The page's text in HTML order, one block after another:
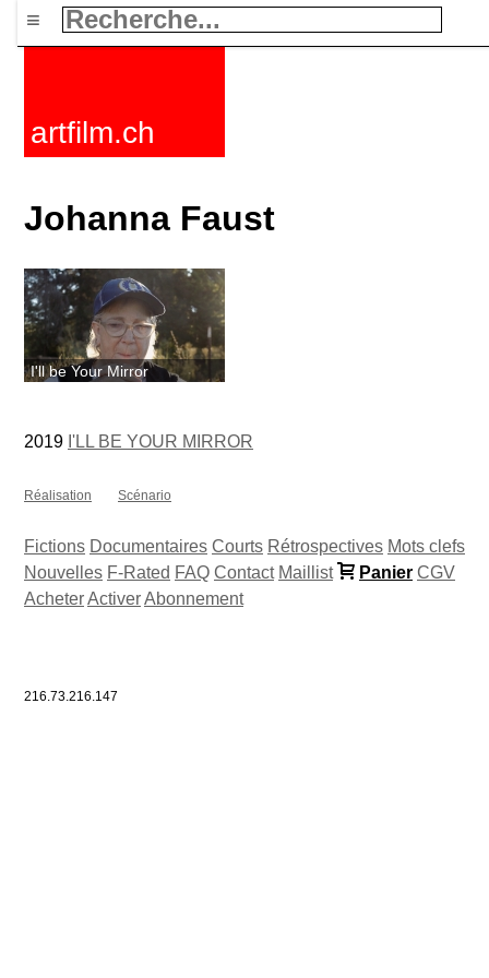
≡
artfilm.ch
Johanna Faust
I'll be Your Mirror
2019 I'LL BE YOUR MIRROR
Réalisation Scénario
Fictions Documentaires Courts Rétrospectives Mots clefs
Nouvelles F-Rated FAQ Contact Maillist Panier CGV
AcheterActiverAbonnement
216.73.216.147